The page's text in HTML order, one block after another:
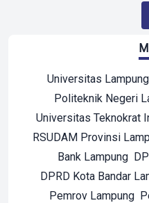
Universitas Lampung
Politeknik Negeri
Universitas Teknokrat
RSUDAM Provinsi
Bank Lampung
DPRD Kota Bandar
Pemrov Lampung